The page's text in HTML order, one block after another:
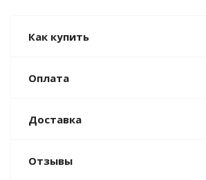
Как купить
Оплата
Доставка
Отзывы